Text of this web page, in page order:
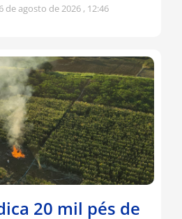
6 de agosto de 2026 12:46
20 mil pés de